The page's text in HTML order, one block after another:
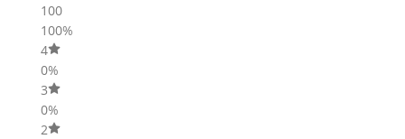
100
100%
4
0%
3
0%
2